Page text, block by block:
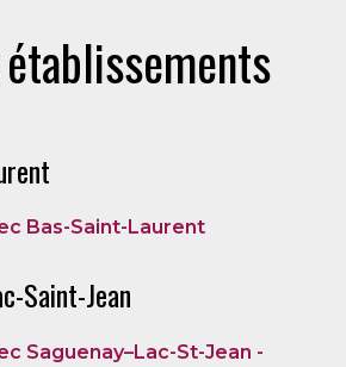
Bas-Saint-Laurent
Saint-Jean
Saguenay–Lac-St-Jean -